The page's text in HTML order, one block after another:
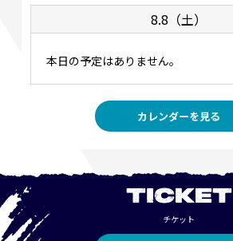
8.8（土）
本日の予定はありません。
カレンダーを見る
TICKET
チケット